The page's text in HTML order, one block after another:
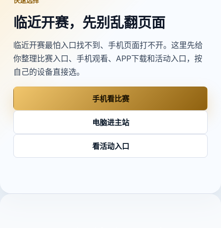
临近开赛，先别乱翻页面
临近开赛最怕入口找不到、手机页面打不开。这里先给
你整理比赛入口、手机观看、APP下载和活动入口，按
自己的设备直接选。
手机看比赛
电脑进主站
看活动入口